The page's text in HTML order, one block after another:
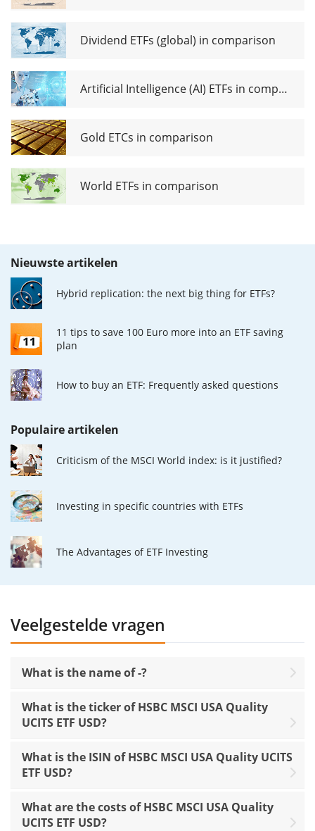
Dividend ETFs (global) in comparison
Artificial Intelligence (AI) ETFs in comparison
Gold ETCs in comparison
World ETFs in comparison
Nieuwste artikelen
Hybrid replication: the next big thing for ETFs?
11 tips to save 100 Euro more into an ETF saving
plan
How to buy an ETF: Frequently asked questions
Populaire artikelen
Criticism of the MSCI World index: is it justified?
Investing in specific countries with ETFs
The Advantages of ETF Investing
Veelgestelde vragen
What is the name of -?
What is the ticker of HSBC MSCI USA Quality
UCITS ETF USD?
What is the ISIN of HSBC MSCI USA Quality UCITS
ETF USD?
What are the costs of HSBC MSCI USA Quality
UCITS ETF USD?